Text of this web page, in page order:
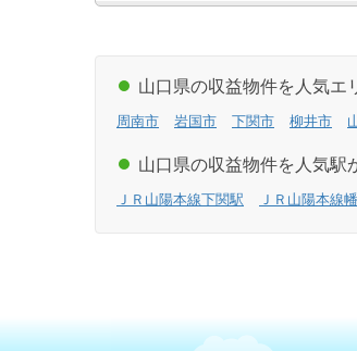
山口県の収益物件を人気エ
周南市 岩国市 下関市 柳井市
山口県の収益物件を人気駅
ＪＲ山陽本線下関駅 ＪＲ山陽本線